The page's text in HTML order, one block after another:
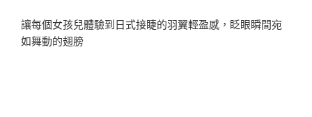
讓每個女孩兒體驗到日式接睫的羽翼輕盈感，眨眼瞬間宛
如舞動的翅膀